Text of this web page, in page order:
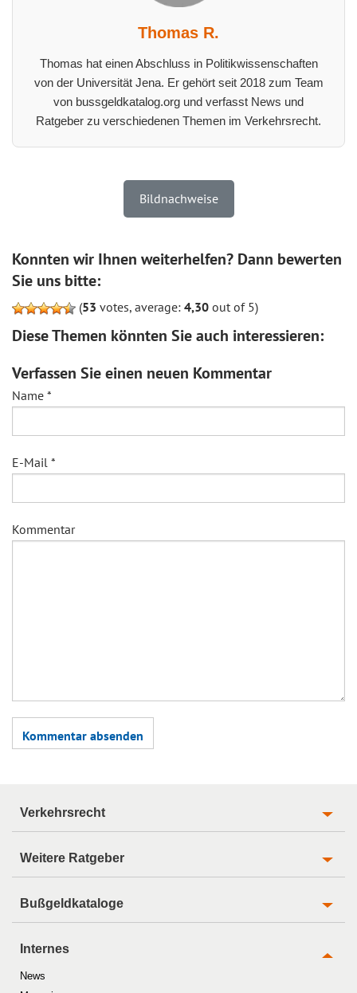
Thomas R.
Thomas hat einen Abschluss in Politikwissenschaften
von der Universität Jena. Er gehört seit 2018 zum Team
von bussgeldkatalog.org und verfasst News und
Ratgeber zu verschiedenen Themen im Verkehrsrecht.
Bildnachweise
Konnten wir Ihnen weiterhelfen? Dann bewerten
Sie uns bitte:
(53 votes, average: 4,30 out of 5)
Diese Themen könnten Sie auch interessieren:
Verfassen Sie einen neuen Kommentar
Name *
E-Mail *
Kommentar
Verkehrsrecht
Weitere Ratgeber
Bußgeldkataloge
Internes
News